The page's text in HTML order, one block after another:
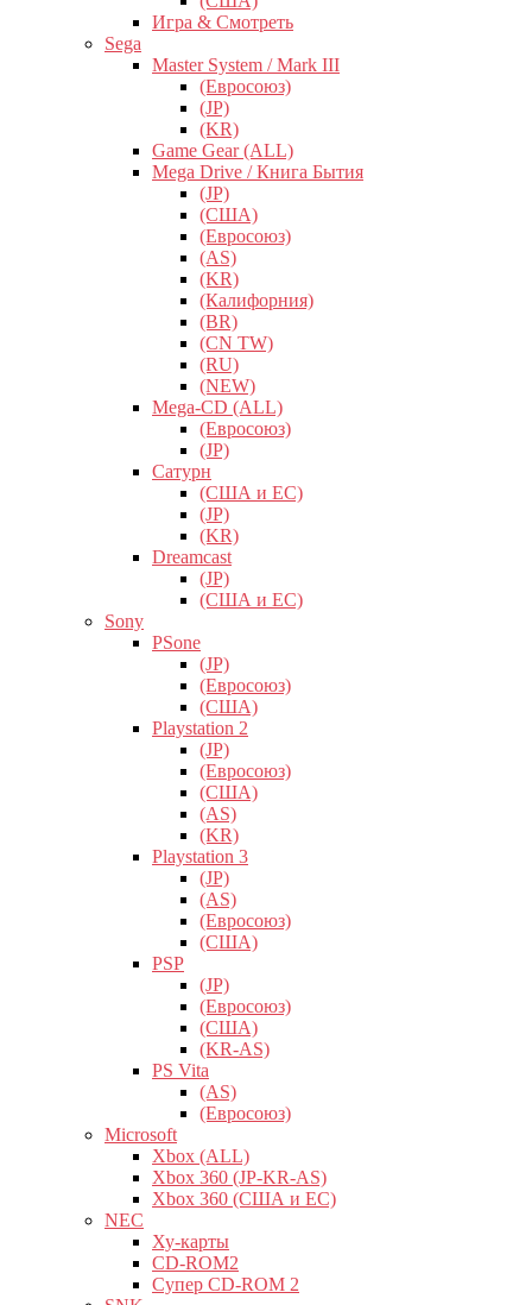
Игра & Смотреть
Sega
Master System / Mark III
(Евросоюз)
(JP)
(KR)
Game Gear (ALL)
Mega Drive / Книга Бытия
(JP)
(США)
(Евросоюз)
(AS)
(KR)
(Калифорния)
(BR)
(CN TW)
(RU)
(NEW)
Mega-CD (ALL)
(Евросоюз)
(JP)
Сатурн
(США и ЕС)
(JP)
(KR)
Dreamcast
(JP)
(США и ЕС)
Sony
PSone
(JP)
(Евросоюз)
(США)
Playstation 2
(JP)
(Евросоюз)
(США)
(AS)
(KR)
Playstation 3
(JP)
(AS)
(Евросоюз)
(США)
PSP
(JP)
(Евросоюз)
(США)
(KR-AS)
PS Vita
(AS)
(Евросоюз)
Microsoft
Xbox (ALL)
Xbox 360 (JP-KR-AS)
Xbox 360 (США и ЕС)
NEC
Ху-карты
CD-ROM2
Супер CD-ROM 2